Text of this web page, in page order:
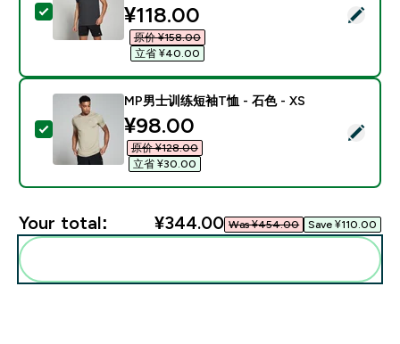
Select this product - MP男士Performance表现系列短
discounted price
¥118.00‎
原价 ¥158.00‎
立省 ¥40.00‎
Select this product - MP男士训练短袖T恤 - 石色 - XS
MP男士训练短袖T恤 - 石色 - XS
discounted price
¥98.00‎
原价 ¥128.00‎
立省 ¥30.00‎
Your total: ¥344.00‎ Was ¥454.00‎ Save ¥110.00‎